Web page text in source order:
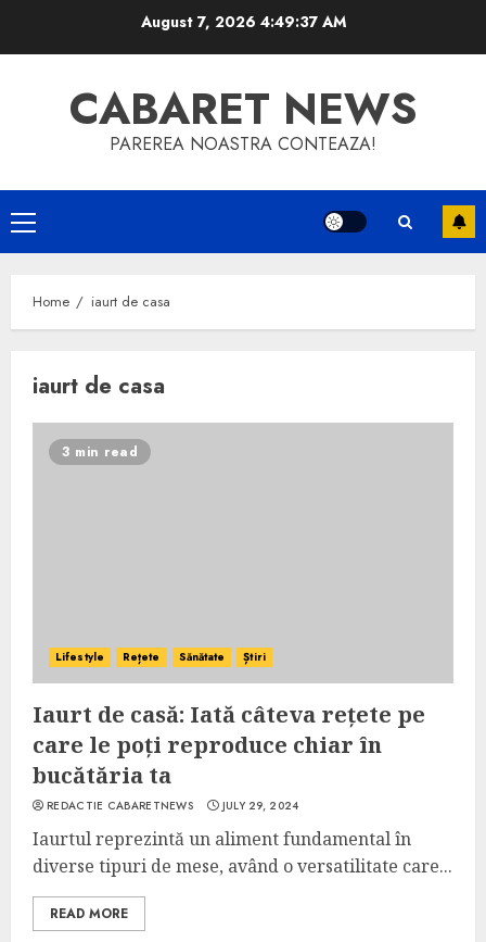
August 7, 2026 4:49:37 AM
CABARET NEWS
PAREREA NOASTRA CONTEAZA!
Primary
Menu
Home iaurt de casa
iaurt de casa
3 min read
Lifestyle Rețete Sănătate Știri
Iaurt de casă: Iată câteva rețete pe
care le poți reproduce chiar în
bucătăria ta
REDACTIE CABARETNEWS JULY 29, 2024
Iaurtul reprezintă un aliment fundamental în
diverse tipuri de mese, având o versatilitate care...
READ MORE